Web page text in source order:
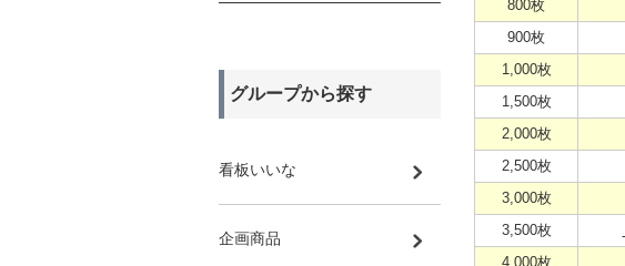
800枚
900枚
1,000枚
1,500枚
2,000枚
2,500枚
3,000枚
3,500枚
4,000枚
グループから探す
看板いいな
企画商品